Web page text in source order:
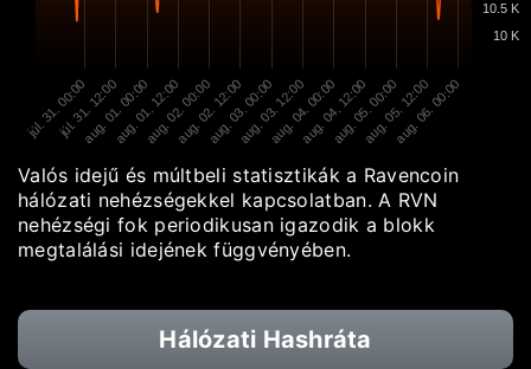
júl. 31. 00:00
júl. 31. 12:00
aug. 01. 00:00
aug. 01. 12:00
aug. 02. 00:00
aug. 02. 12:00
aug. 03. 00:00
aug. 03. 12:00
aug. 04. 00:00
aug. 04. 12:00
aug. 05. 00:00
aug. 05. 12:00
aug. 06. 00:00
10 K
10.5 K
Valós idejű és múltbeli statisztikák a Ravencoin
hálózati nehézségekkel kapcsolatban. A RVN
nehézségi fok periodikusan igazodik a blokk
megtalálási idejének függvényében.
Hálózati Hashráta